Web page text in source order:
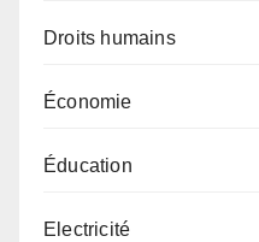
Droits humains
Économie
Éducation
Electricité